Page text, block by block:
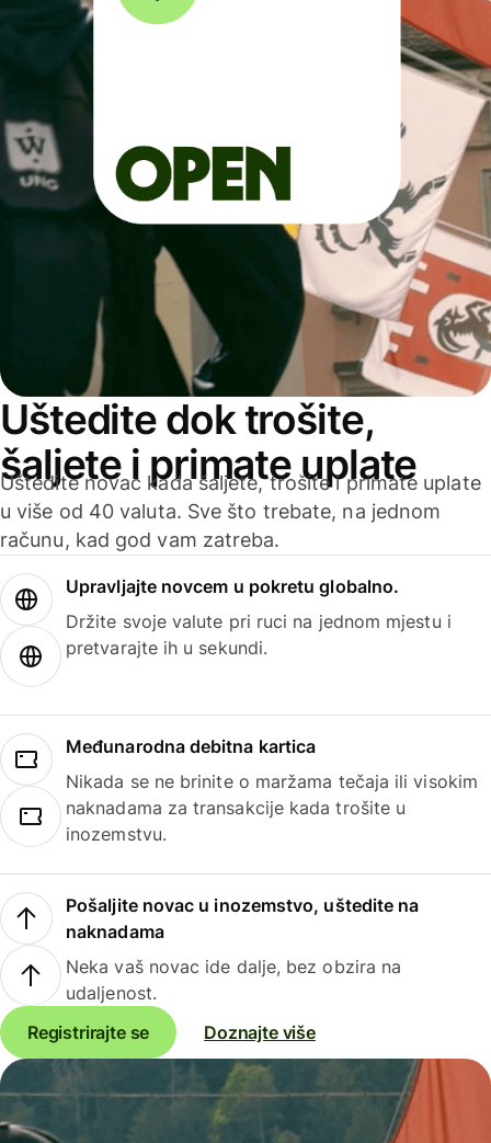
Uštedite dok trošite,
šaljete i primate uplate
Uštedite novac kada šaljete, trošite i primate uplate
u više od 40 valuta. Sve što trebate, na jednom
računu, kad god vam zatreba.
Upravljajte novcem u pokretu globalno.
Držite svoje valute pri ruci na jednom mjestu i
pretvarajte ih u sekundi.
Međunarodna debitna kartica
Nikada se ne brinite o maržama tečaja ili visokim
naknadama za transakcije kada trošite u
inozemstvu.
Pošaljite novac u inozemstvo, uštedite na
naknadama
Neka vaš novac ide dalje, bez obzira na
udaljenost.
Registrirajte se
Doznajte više